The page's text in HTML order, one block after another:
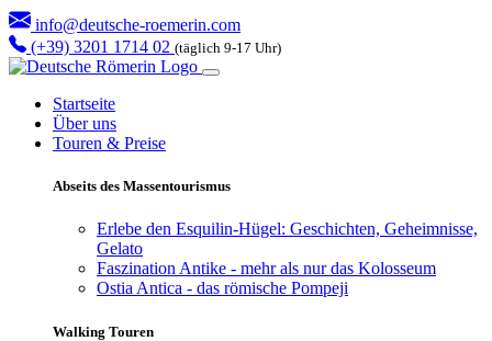
info@deutsche-roemerin.com
(+39) 3201 1714 02 (täglich 9-17 Uhr)
Startseite
Über uns
Touren & Preise
Abseits des Massentourismus
Erlebe den Esquilin-Hügel: Geschichten, Geheimnisse,
Gelato
Faszination Antike - mehr als nur das Kolosseum
Ostia Antica - das römische Pompeji
Walking Touren